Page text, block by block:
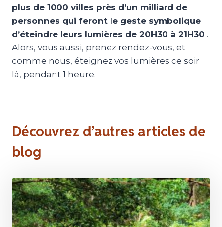
plus de 1000 villes près d’un milliard de
personnes qui feront le geste symbolique
d’éteindre leurs lumières de 20H30 à 21H30 .
Alors, vous aussi, prenez rendez-vous, et
comme nous, éteignez vos lumières ce soir
là, pendant 1 heure.
Découvrez d’autres articles de
blog